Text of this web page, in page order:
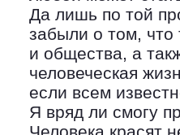
Да лишь по той
забыли о том, что
и общества, а
человеческая
если всем
Я вряд ли смогу